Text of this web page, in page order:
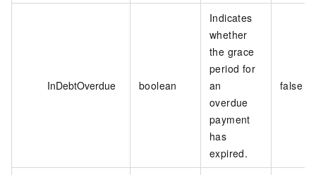
InDebtOverdue boolean
Indicates
whether
the grace
period for
an
overdue
payment
has
expired.
false